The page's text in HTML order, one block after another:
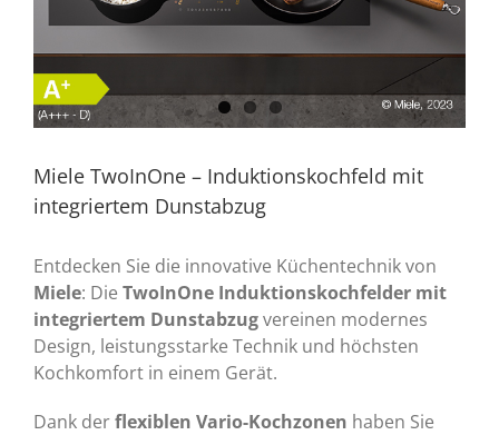
Miele TwoInOne – Induktionskochfeld mit
integriertem Dunstabzug
Entdecken Sie die innovative Küchentechnik von
Miele: Die TwoInOne Induktionskochfelder mit
integriertem Dunstabzugvereinen modernes
Design, leistungsstarke Technik und höchsten
Kochkomfort in einem Gerät.
Dank derflexiblen Vario-Kochzonen haben Sie